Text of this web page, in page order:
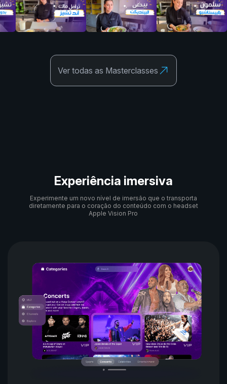
Ver todas as Masterclasses
Experiência imersiva
Experimente um novo nível de imersão que o transporta
diretamente para o coração do conteúdo com o headset
Apple Vision Pro